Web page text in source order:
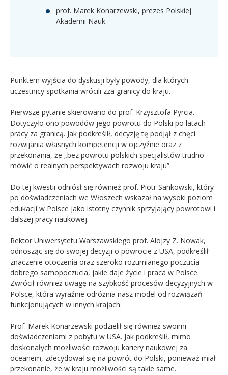
prof. Marek Konarzewski, prezes Polskiej
Akademii Nauk.
Punktem wyjścia do dyskusji były powody, dla których
uczestnicy spotkania wrócili zza granicy do kraju.
Pierwsze pytanie skierowano do prof. Krzysztofa Pyrcia.
Dotyczyło ono powodów jego powrotu do Polski po latach
pracy za granicą. Jak podkreślił, decyzję tę podjął z chęci
rozwijania własnych kompetencji w ojczyźnie oraz z
przekonania, że „bez powrotu polskich specjalistów trudno
mówić o realnych perspektywach rozwoju kraju”.
Do tej kwestii odniósł się również prof. Piotr Sankowski, który
po doświadczeniach we Włoszech wskazał na wysoki poziom
edukacji w Polsce jako istotny czynnik sprzyjający powrotowi i
dalszej pracy naukowej.
Rektor Uniwersytetu Warszawskiego prof. Alojzy Z. Nowak,
odnosząc się do swojej decyzji o powrocie z USA, podkreślił
znaczenie otoczenia oraz szeroko rozumianego poczucia
dobrego samopoczucia, jakie daje życie i praca w Polsce.
Zwrócił również uwagę na szybkość procesów decyzyjnych w
Polsce, która wyraźnie odróżnia nasz model od rozwiązań
funkcjonujących w innych krajach.
Prof. Marek Konarzewski podzielił się również swoimi
doświadczeniami z pobytu w USA. Jak podkreślił, mimo
doskonałych możliwości rozwoju kariery naukowej za
oceanem, zdecydował się na powrót do Polski, ponieważ miał
przekonanie, że w kraju możliwości są takie same.